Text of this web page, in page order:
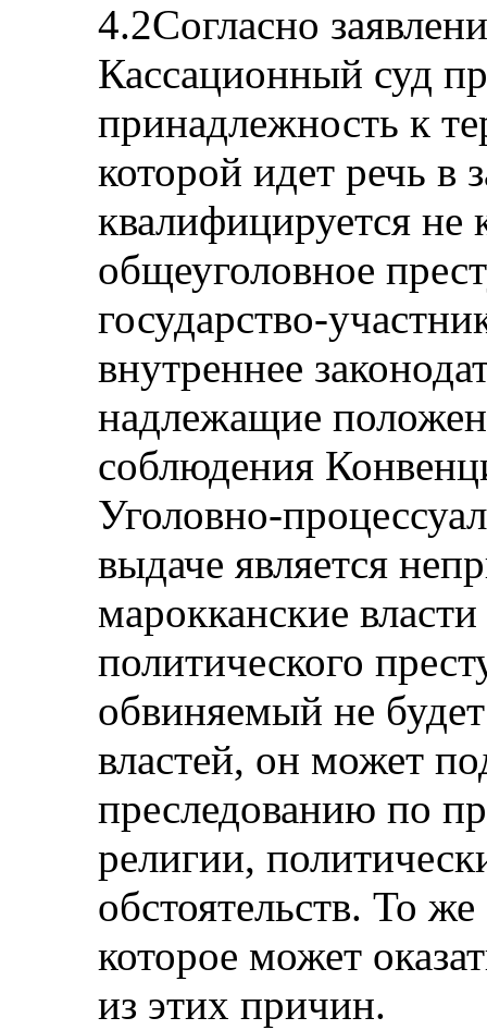
4.2Согласно
Кассационный суд
принадлежность к
которой идет речь в
квалифицируется не
общеуголовное
государство-
внутреннее
надлежащие
соблюдения
Уголовно-
выдаче является
марокканские
политического
обвиняемый не
властей, он может
преследованию по
религии,
обстоятельств. То
которое может
из этих причин.